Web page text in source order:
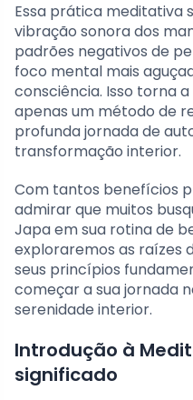
Essa prática meditativa
vibração sonora dos
padrões negativos de
foco mental mais
consciência. Isso torna
apenas um método de
profunda jornada de
transformação interior.
Com tantos benefícios
admirar que muitos
Japa em sua rotina de
exploraremos as raízes
seus princípios
começar a sua jornada
serenidade interior.
Introdução à
significado